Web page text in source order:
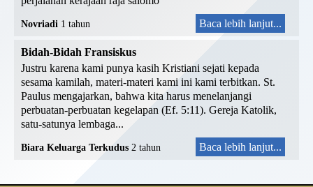
Novriadi 1 tahun Baca lebih lanjut...
Bidah-Bidah Fransiskus
Justru karena kami punya kasih Kristiani sejati kepada
sesama kamilah, materi-materi kami ini kami terbitkan. St.
Paulus mengajarkan, bahwa kita harus menelanjangi
perbuatan-perbuatan kegelapan (Ef. 5:11). Gereja Katolik,
satu-satunya lembaga...
Biara Keluarga Terkudus 2 tahun Baca lebih lanjut...